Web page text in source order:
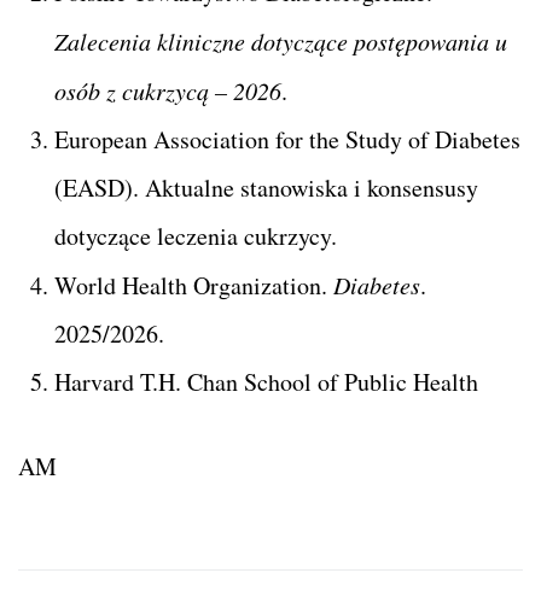
Zalecenia kliniczne dotyczące postępowania u
osób z cukrzycą – 2026.
European Association for the Study of Diabetes
(EASD). Aktualne stanowiska i konsensusy
dotyczące leczenia cukrzycy.
World Health Organization. Diabetes.
2025/2026.
Harvard T.H. Chan School of Public Health
AM